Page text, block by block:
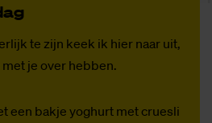
te zijn keek ik hier naar uit,
met je over hebben.
een bakje yoghurt met cruesli